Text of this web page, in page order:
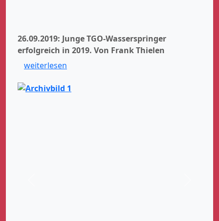
26.09.2019: Junge TGO-Wasserspringer
erfolgreich in 2019. Von Frank Thielen
weiterlesen